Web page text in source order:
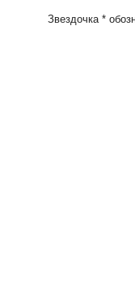
Звездочка *